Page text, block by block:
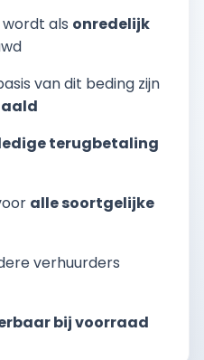
als onredelijk
van dit beding zijn
terugbetaling
alle soortgelijke
verhuurders
bij voorraad